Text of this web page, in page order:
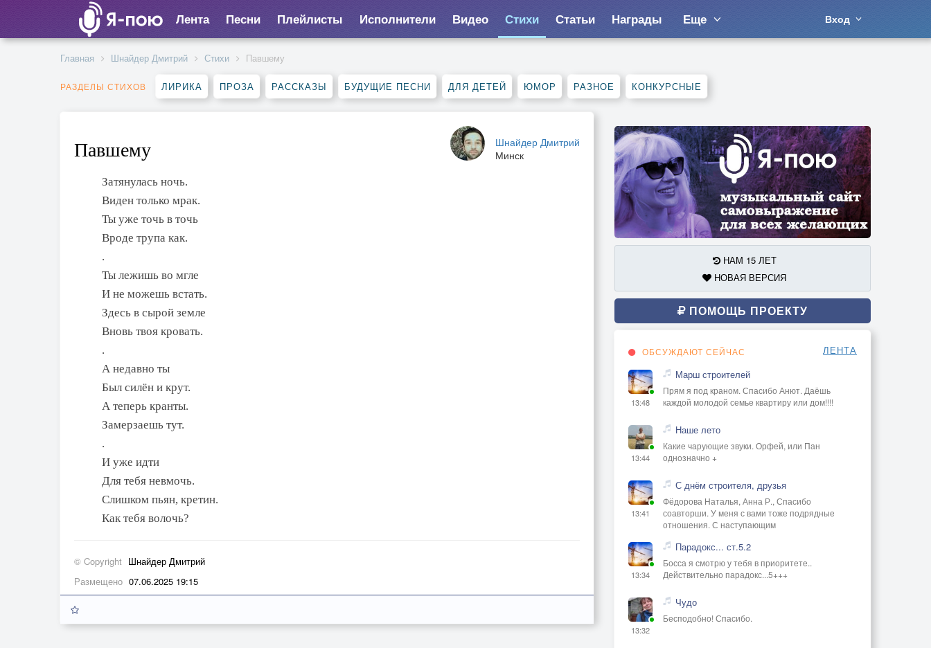
Лента Песни Плейлисты Исполнители Видео Стихи Статьи Награды Еще Вход
Главная Шнайдер Дмитрий Стихи Павшему
РАЗДЕЛЫ СТИХОВ ЛИРИКА ПРОЗА РАССКАЗЫ БУДУЩИЕ ПЕСНИ ДЛЯ ДЕТЕЙ ЮМОР РАЗНОЕ КОНКУРСНЫЕ
Павшему
Шнайдер Дмитрий
Минск
Затянулась ночь.
Виден только мрак.
Ты уже точь в точь
Вроде трупа как.
.
Ты лежишь во мгле
И не можешь встать.
Здесь в сырой земле
Вновь твоя кровать.
.
А недавно ты
Был силён и крут.
А теперь кранты.
Замерзаешь тут.
.
И уже идти
Для тебя невмочь.
Слишком пьян, кретин.
Как тебя волочь?
© Copyright Шнайдер Дмитрий
Размещено 07.06.2025 19:15
НАМ 15 ЛЕТ
НОВАЯ ВЕРСИЯ
ПОМОЩЬ ПРОЕКТУ
ОБСУЖДАЮТ СЕЙЧАС ЛЕНТА
13:48
Марш строителей
Прям я под краном. Спасибо Анют. Даёшь
каждой молодой семье квартиру или дом!!!!
13:44
Наше лето
Какие чарующие звуки. Орфей, или Пан
однозначно +
13:41
С днём строителя, друзья
Фёдорова Наталья, Анна Р., Спасибо
соавторши. У меня с вами тоже подрядные
отношения. С наступающим
13:34
Парадокс... ст.5.2
Босса я смотрю у тебя в приоритете..
Действительно парадокс...5+++
13:32
Чудо
Бесподобно! Спасибо.